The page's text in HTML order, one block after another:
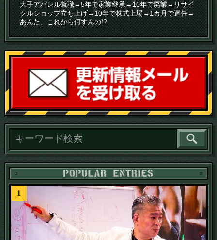
大手アパレル就職→5年で家業継承→10年で廃業→リサイ
クルショップ立ち上げ→10年で株式上場→1カ月で退任→
あんた、これから何すんの!?
読
1